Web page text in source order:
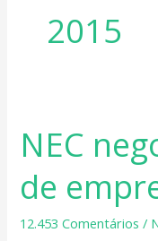
2015
NEC
de
12.453 Comentários /
NEC
negocia
aquisições
empresas